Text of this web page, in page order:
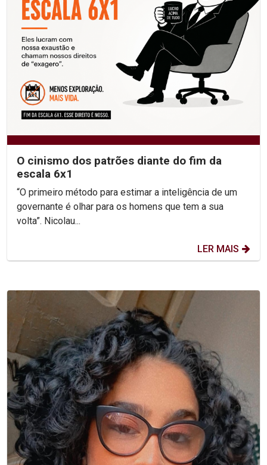
O cinismo dos patrões diante do fim da
escala 6x1
“O primeiro método para estimar a inteligência de um
governante é olhar para os homens que tem a sua
volta”. Nicolau...
LER MAIS